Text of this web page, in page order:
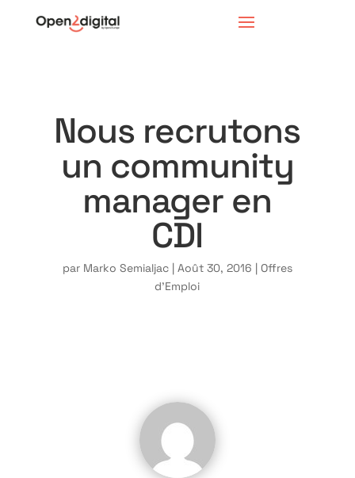
Nous recrutons
un community
manager en
CDI
par Marko Semialjac| Août 30, 2016 | Offres
d'Emploi